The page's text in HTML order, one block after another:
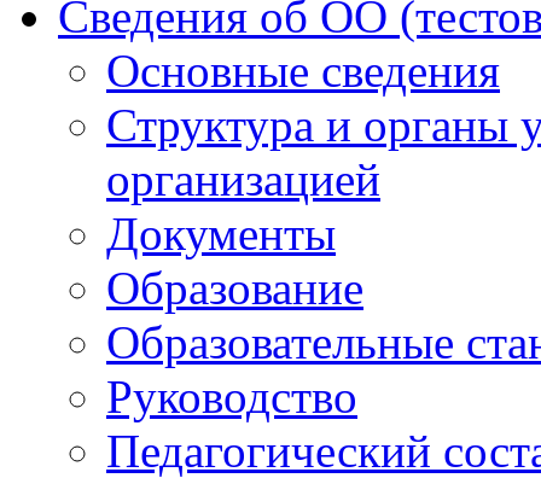
Сведения об ОО
Основные сведения
Структура и органы
организацией
Документы
Образование
Образовательные
Руководство
Педагогический